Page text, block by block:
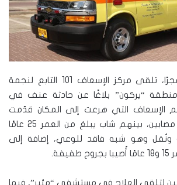
عند الساعة 01:36 فجرًا، تلقى مركز الإسعاف 101 التابع لنجمة
منطقة “يركون” بلاغًا عن حادثة عنف في
الإسعاف التي هرعت إلى المكان قدّمت
العلاج الطبي لثلاثة مصابين، بينهم شاب يبلغ من العمر 25 عامًا
ونُقل وهو شبه فاقد للوعي، إضافة إلى
لتلقي العلاج في مستشفى “مئير”، فيما